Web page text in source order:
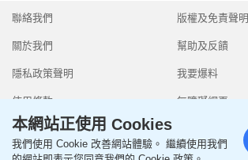
聯絡我們
關於我們
隱私政策聲明
使用條款
版權及免責聲明
幫助及反饋
我要爆料
無障礙網頁
本網站正使用 Cookies
我們使用 Cookie 改善網站體驗。 繼續使用我們